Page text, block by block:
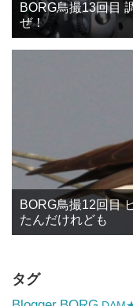
BORG鳥撮13回目
ぜ！
BORG鳥撮12回目
たんだけれども
タグ